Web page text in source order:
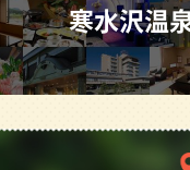
寒水沢温